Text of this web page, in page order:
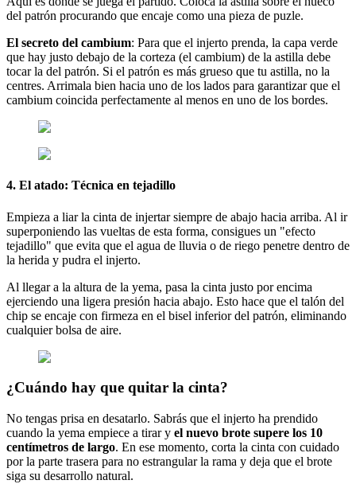
del patrón procurando que encaje como una pieza de puzle.
El secreto del cambium: Para que el injerto prenda, la capa verde
que hay justo debajo de la corteza (el cambium) de la astilla debe
tocar la del patrón. Si el patrón es más grueso que tu astilla, no la
centres. Arrimala bien hacia uno de los lados para garantizar que el
cambium coincida perfectamente al menos en uno de los bordes.
4. El atado: Técnica en tejadillo
Empieza a liar la cinta de injertar siempre de abajo hacia arriba. Al ir
superponiendo las vueltas de esta forma, consigues un "efecto
tejadillo" que evita que el agua de lluvia o de riego penetre dentro de
la herida y pudra el injerto.
Al llegar a la altura de la yema, pasa la cinta justo por encima
ejerciendo una ligera presión hacia abajo. Esto hace que el talón del
chip se encaje con firmeza en el bisel inferior del patrón, eliminando
cualquier bolsa de aire.
¿Cuándo hay que quitar la cinta?
No tengas prisa en desatarlo. Sabrás que el injerto ha prendido
cuando la yema empiece a tirar y el nuevo brote supere los 10
centímetros de largo. En ese momento, corta la cinta con cuidado
por la parte trasera para no estrangular la rama y deja que el brote
siga su desarrollo natural.